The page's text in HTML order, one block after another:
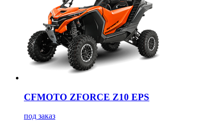
CFMOTO ZFORCE Z10 EPS
под заказ